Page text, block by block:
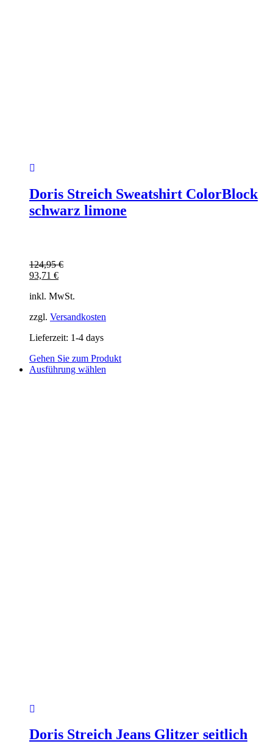
Doris Streich Sweatshirt ColorBlock
schwarz limone
124,95€
93,71 €
inkl. MwSt.
zzgl. Versandkosten
Lieferzeit: 1-4 days
Gehen Sie zum Produkt
Ausführung wählen
Doris Streich Jeans Glitzer seitlich